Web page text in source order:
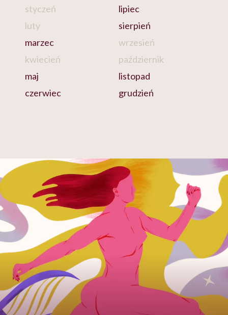
styczeń
luty
marzec
kwiecień
maj
czerwiec
lipiec
sierpień
wrzesień
październik
listopad
grudzień